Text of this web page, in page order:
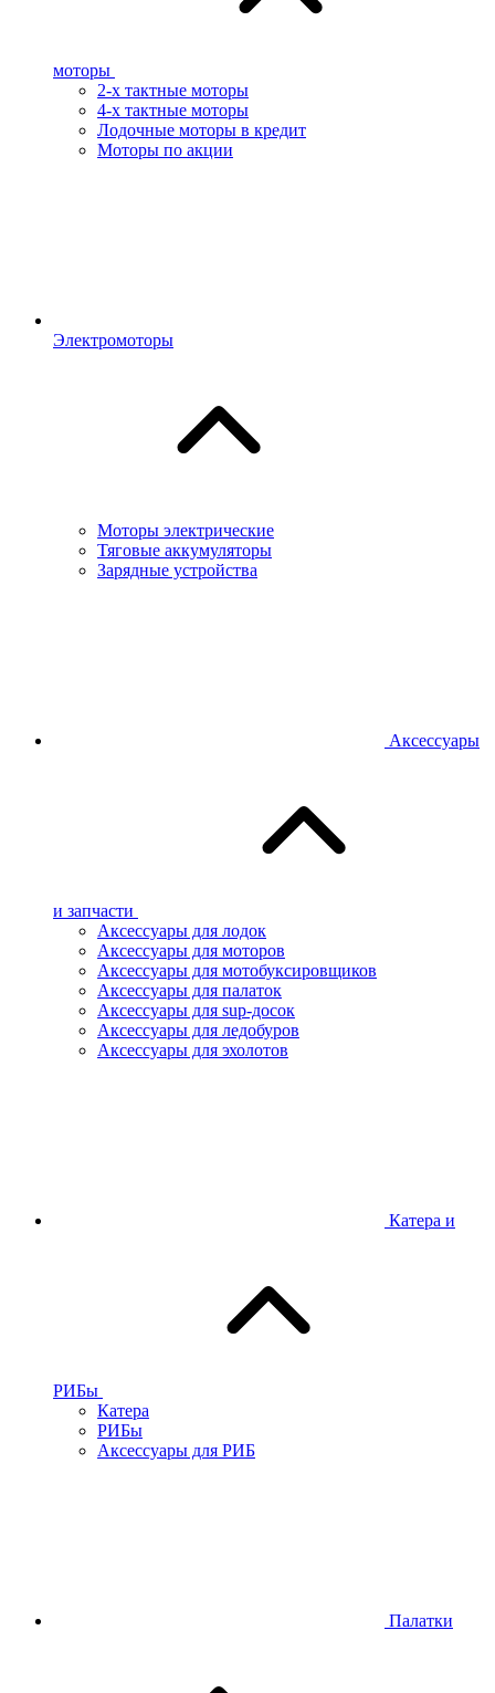
моторы
2-х тактные моторы
4-х тактные моторы
Лодочные моторы в кредит
Моторы по акции
Электромоторы
Моторы электрические
Тяговые аккумуляторы
Зарядные устройства
Аксессуары
и запчасти
Аксессуары для лодок
Аксессуары для моторов
Аксессуары для мотобуксировщиков
Аксессуары для палаток
Аксессуары для sup-досок
Аксессуары для ледобуров
Аксессуары для эхолотов
Катера и
РИБы
Катера
РИБы
Аксессуары для РИБ
Палатки